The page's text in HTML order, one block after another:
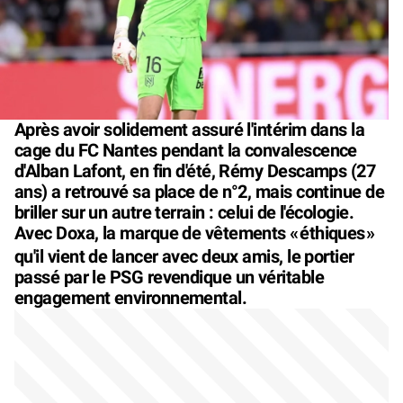
Après avoir solidement assuré l'intérim dans la
cage du FC Nantes pendant la convalescence
d'Alban Lafont, en fin d'été, Rémy Descamps (27
ans) a retrouvé sa place de n°2, mais continue de
briller sur un autre terrain : celui de l'écologie.
Avec Doxa, la marque de vêtements «éthiques»
qu'il vient de lancer avec deux amis, le portier
passé par le PSG revendique un véritable
engagement environnemental.